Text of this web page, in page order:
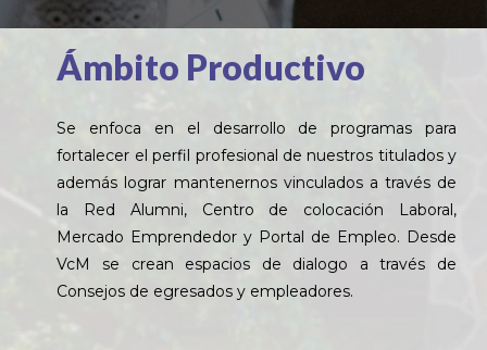
Ámbito Productivo
Se enfoca en el desarrollo de programas para
fortalecer el perfil profesional de nuestros titulados y
además lograr mantenernos vinculados a través de
la Red Alumni, Centro de colocación Laboral,
Mercado Emprendedor y Portal de Empleo. Desde
VcM se crean espacios de dialogo a través de
Consejos de egresados y empleadores.